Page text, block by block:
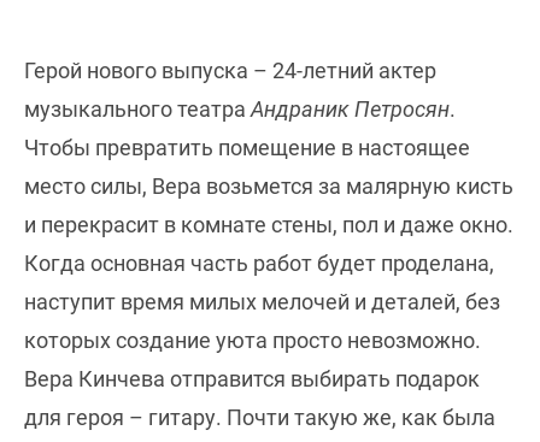
Герой нового выпуска – 24-летний актер
музыкального театраАндраник Петросян.
Чтобы превратить помещение в настоящее
место силы, Вера возьмется за малярную кисть
и перекрасит в комнате стены, пол и даже окно.
Когда основная часть работ будет проделана,
наступит время милых мелочей и деталей, без
которых создание уюта просто невозможно.
Вера Кинчева отправится выбирать подарок
для героя – гитару. Почти такую же, как была